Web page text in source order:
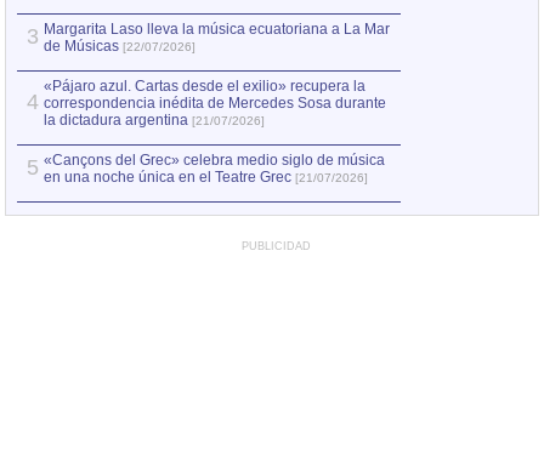
3 Margarita Laso lleva la música ecuatoriana a La Mar
de Músicas [22/07/2026]
4
«Pájaro azul. Cartas desde el exilio» recupera la
correspondencia inédita de Mercedes Sosa durante
la dictadura argentina [21/07/2026]
5 «Cançons del Grec» celebra medio siglo de música
en una noche única en el Teatre Grec [21/07/2026]
PUBLICIDAD